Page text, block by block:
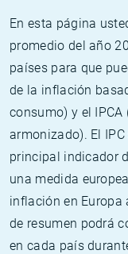
En esta página
promedio del año
países para que
de la inflación
consumo) y el
armonizado). El
principal indicador
una medida
inflación en Europa
de resumen podrá
en cada país